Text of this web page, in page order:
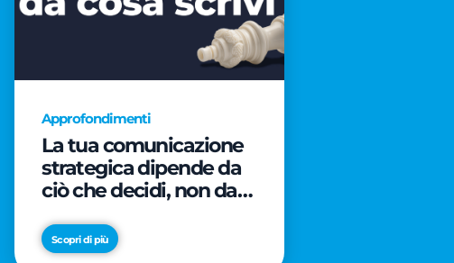
Approfondimenti
La tua comunicazione
strategica dipende da
ciò che decidi, non da
Scopri di più